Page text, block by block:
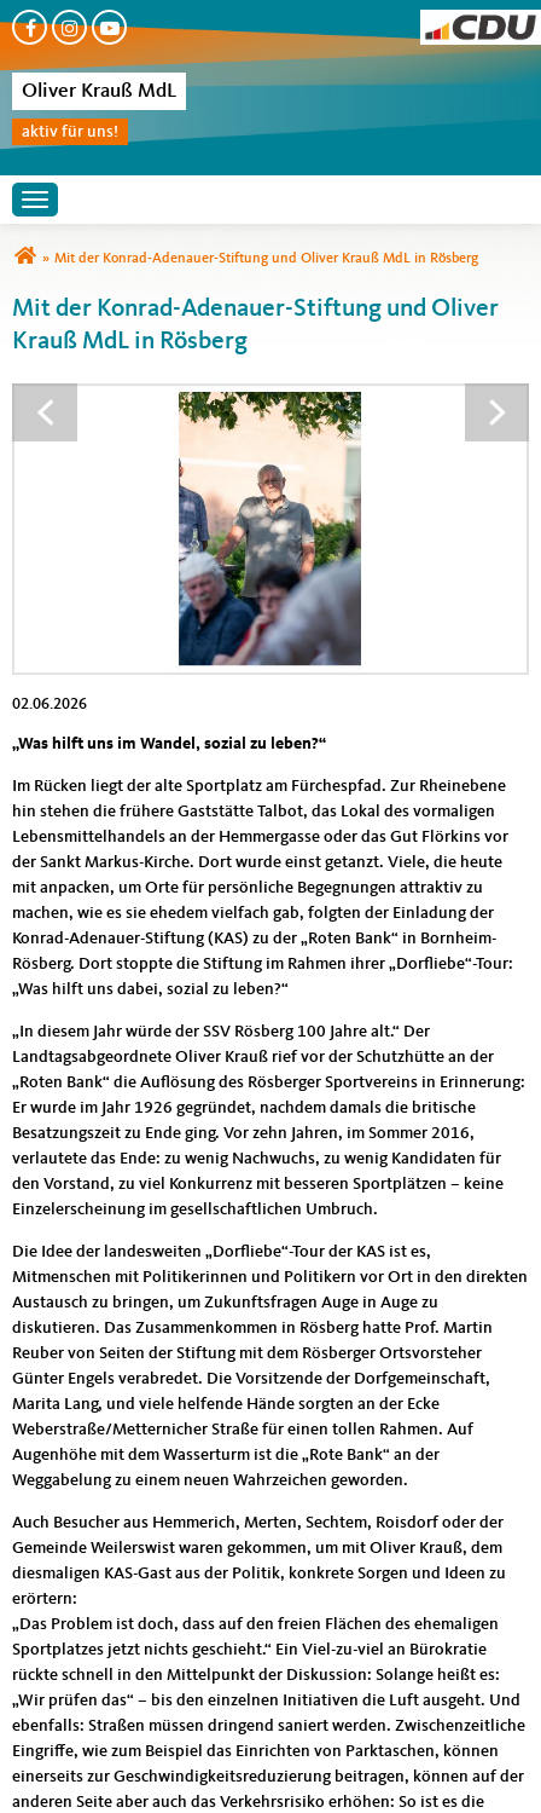
Oliver Krauß MdL
aktiv für uns!
Toggle navigation
Sie sind hier
» Mit der Konrad-Adenauer-Stiftung und Oliver Krauß MdL in Rösberg
Mit der Konrad-Adenauer-Stiftung und Oliver
Krauß MdL in Rösberg
02.06.2026
„Was hilft uns im Wandel, sozial zu leben?“
Im Rücken liegt der alte Sportplatz am Fürchespfad. Zur Rheinebene
hin stehen die frühere Gaststätte Talbot, das Lokal des vormaligen
Lebensmittelhandels an der Hemmergasse oder das Gut Flörkins vor
der Sankt Markus-Kirche. Dort wurde einst getanzt. Viele, die heute
mit anpacken, um Orte für persönliche Begegnungen attraktiv zu
machen, wie es sie ehedem vielfach gab, folgten der Einladung der
Konrad-Adenauer-Stiftung (KAS) zu der „Roten Bank“ in Bornheim-
Rösberg. Dort stoppte die Stiftung im Rahmen ihrer „Dorfliebe“-Tour:
„Was hilft uns dabei, sozial zu leben?“
„In diesem Jahr würde der SSV Rösberg 100 Jahre alt.“ Der
Landtagsabgeordnete Oliver Krauß rief vor der Schutzhütte an der
„Roten Bank“ die Auflösung des Rösberger Sportvereins in Erinnerung:
Er wurde im Jahr 1926 gegründet, nachdem damals die britische
Besatzungszeit zu Ende ging. Vor zehn Jahren, im Sommer 2016,
verlautete das Ende: zu wenig Nachwuchs, zu wenig Kandidaten für
den Vorstand, zu viel Konkurrenz mit besseren Sportplätzen – keine
Einzelerscheinung im gesellschaftlichen Umbruch.
Die Idee der landesweiten „Dorfliebe“-Tour der KAS ist es,
Mitmenschen mit Politikerinnen und Politikern vor Ort in den direkten
Austausch zu bringen, um Zukunftsfragen Auge in Auge zu
diskutieren. Das Zusammenkommen in Rösberg hatte Prof. Martin
Reuber von Seiten der Stiftung mit dem Rösberger Ortsvorsteher
Günter Engels verabredet. Die Vorsitzende der Dorfgemeinschaft,
Marita Lang, und viele helfende Hände sorgten an der Ecke
Weberstraße/Metternicher Straße für einen tollen Rahmen. Auf
Augenhöhe mit dem Wasserturm ist die „Rote Bank“ an der
Weggabelung zu einem neuen Wahrzeichen geworden.
Auch Besucher aus Hemmerich, Merten, Sechtem, Roisdorf oder der
Gemeinde Weilerswist waren gekommen, um mit Oliver Krauß, dem
diesmaligen KAS-Gast aus der Politik, konkrete Sorgen und Ideen zu
erörtern:
„Das Problem ist doch, dass auf den freien Flächen des ehemaligen
Sportplatzes jetzt nichts geschieht.“ Ein Viel-zu-viel an Bürokratie
rückte schnell in den Mittelpunkt der Diskussion: Solange heißt es:
„Wir prüfen das“ – bis den einzelnen Initiativen die Luft ausgeht. Und
ebenfalls: Straßen müssen dringend saniert werden. Zwischenzeitliche
Eingriffe, wie zum Beispiel das Einrichten von Parktaschen, können
einerseits zur Geschwindigkeitsreduzierung beitragen, können auf der
anderen Seite aber auch das Verkehrsrisiko erhöhen: So ist es die